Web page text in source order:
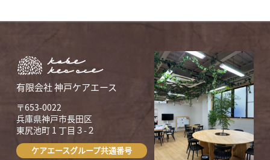
有限会社 神戸ケアエース
〒653-0022
兵庫県神戸市長田区
東尻池町 1 丁目３-２
ケアエースグループ共通番号